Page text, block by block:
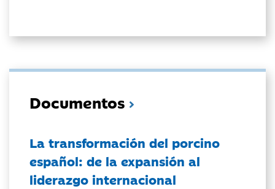
Documentos
La transformación del porcino
español: de la expansión al
liderazgo internacional